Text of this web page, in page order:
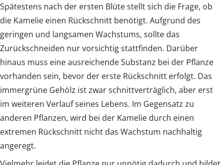
Spätestens nach der ersten Blüte stellt sich die Frage, ob
die Kamelie einen Rückschnitt benötigt. Aufgrund des
geringen und langsamen Wachstums, sollte das
Zurückschneiden nur vorsichtig stattfinden. Darüber
hinaus muss eine ausreichende Substanz bei der Pflanze
vorhanden sein, bevor der erste Rückschnitt erfolgt. Das
immergrüne Gehölz ist zwar schnittverträglich, aber erst
im weiteren Verlauf seines Lebens. Im Gegensatz zu
anderen Pflanzen, wird bei der Kamelie durch einen
extremen Rückschnitt nicht das Wachstum nachhaltig
angeregt.